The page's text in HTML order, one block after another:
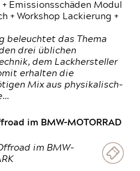
Emissionsschäden Modul
+ Workshop Lackierung +
beleuchtet das Thema
drei üblichen
dem Lackhersteller
erhalten die
Mix aus physikalisch-
im BMW-MOTORRAD
im BMW-